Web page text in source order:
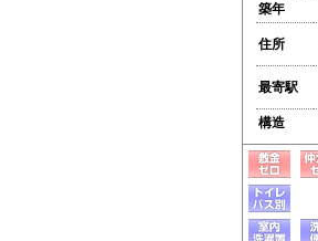
築年
住所
最寄駅
構造